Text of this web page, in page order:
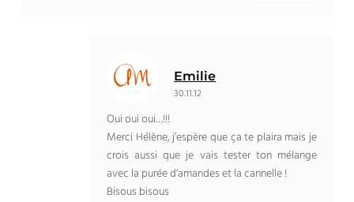
Emilie
30.11.12
Oui oui oui…!!!
Merci Hélène, j’espère que ça te plaira mais je
crois aussi que je vais tester ton mélange
avec la purée d’amandes et la cannelle !
Bisous bisous